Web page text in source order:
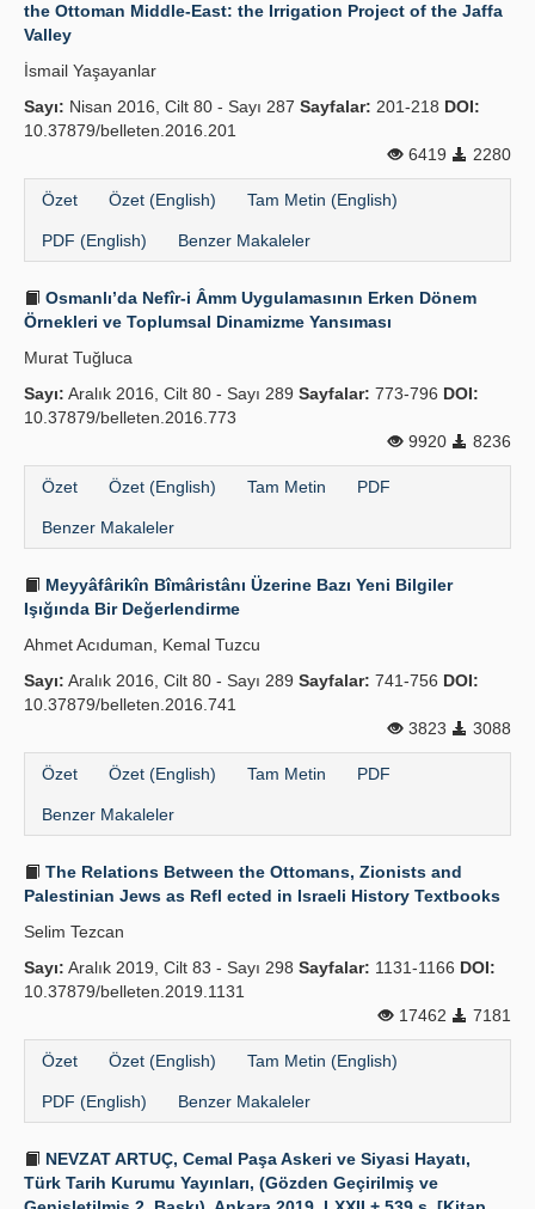
the Ottoman Middle-East: the Irrigation Project of the Jaffa
Valley
İsmail Yaşayanlar
Sayı: Nisan 2016, Cilt 80 - Sayı 287 Sayfalar: 201-218 DOI:
10.37879/belleten.2016.201
6419
2280
Özet Özet (English) Tam Metin (English)
PDF (English) Benzer Makaleler
Osmanlı’da Nefîr-i Âmm Uygulamasının Erken Dönem
Örnekleri ve Toplumsal Dinamizme Yansıması
Murat Tuğluca
Sayı: Aralık 2016, Cilt 80 - Sayı 289 Sayfalar: 773-796 DOI:
10.37879/belleten.2016.773
9920
8236
Özet Özet (English) Tam Metin PDF
Benzer Makaleler
Meyyâfârikîn Bîmâristânı Üzerine Bazı Yeni Bilgiler
Işığında Bir Değerlendirme
Ahmet Acıduman, Kemal Tuzcu
Sayı: Aralık 2016, Cilt 80 - Sayı 289 Sayfalar: 741-756 DOI:
10.37879/belleten.2016.741
3823
3088
Özet Özet (English) Tam Metin PDF
Benzer Makaleler
The Relations Between the Ottomans, Zionists and
Palestinian Jews as Refl ected in Israeli History Textbooks
Selim Tezcan
Sayı: Aralık 2019, Cilt 83 - Sayı 298 Sayfalar: 1131-1166 DOI:
10.37879/belleten.2019.1131
17462
7181
Özet Özet (English) Tam Metin (English)
PDF (English) Benzer Makaleler
NEVZAT ARTUÇ, Cemal Paşa Askeri ve Siyasi Hayatı,
Türk Tarih Kurumu Yayınları, (Gözden Geçirilmiş ve